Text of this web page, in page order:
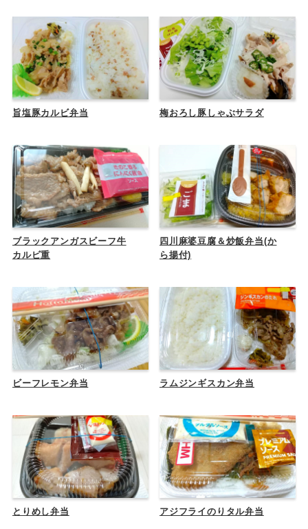
旨塩豚カルビ弁当 梅おろし豚しゃぶサラダ
ブラックアンガスビーフ牛
カルビ重
四川麻婆豆腐＆炒飯弁当(か
ら揚付)
ビーフレモン弁当 ラムジンギスカン弁当
とりめし弁当 アジフライのりタル弁当